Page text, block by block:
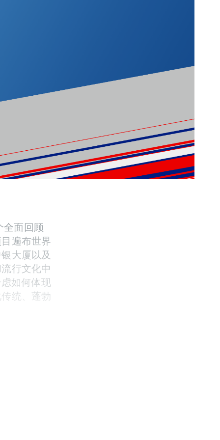
全面回顾
遍布世界
大厦以及
行文化中
如何体现
统、蓬勃